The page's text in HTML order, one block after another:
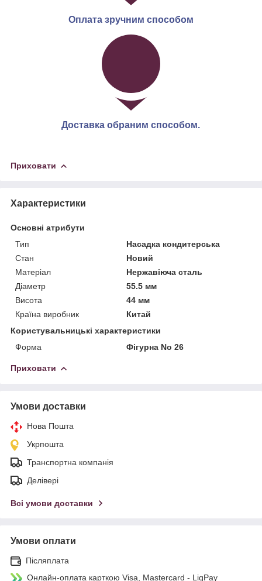
Оплата зручним способом
Доставка обраним способом.
Приховати
Характеристики
Основні атрибути
Тип
Насадка кондитерська
Стан
Новий
Матеріал
Нержавіюча сталь
Діаметр
55.5 мм
Висота
44 мм
Країна виробник
Китай
Користувальницькі характеристики
Форма
Фігурна No 26
Приховати
Умови доставки
Нова Пошта
Укрпошта
Транспортна компанія
Делівері
Всі умови доставки
Умови оплати
Післяплата
Онлайн-оплата карткою Visa, Mastercard - LiqPay